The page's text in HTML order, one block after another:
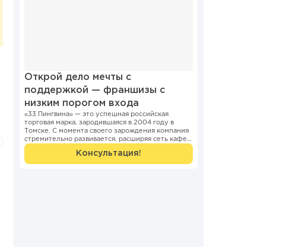
Открой дело мечты с
поддержкой — франшизы с
низким порогом входа
«33 Пингвина» — это успешная российская
торговая марка, зародившаяся в 2004 году в
Томске. С момента своего зарождения компания
стремительно развивается, расширяя сеть кафе и
киосков...
Консультация!